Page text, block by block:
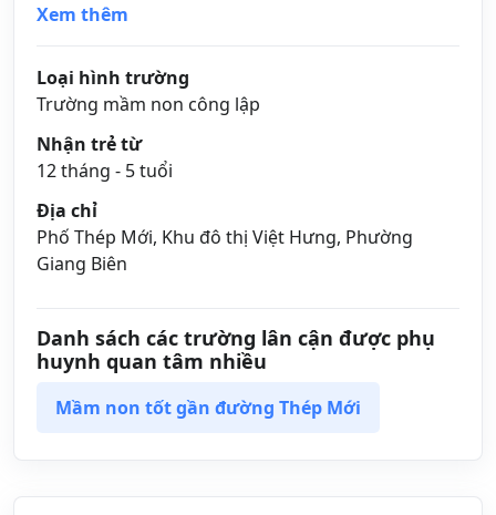
Xem thêm
Loại hình trường
Trường mầm non công lập
Nhận trẻ từ
12 tháng - 5 tuổi
Địa chỉ
Phố Thép Mới, Khu đô thị Việt Hưng, Phường
Giang Biên
Danh sách các trường lân cận được phụ
huynh quan tâm nhiều
Mầm non tốt gần đường Thép Mới